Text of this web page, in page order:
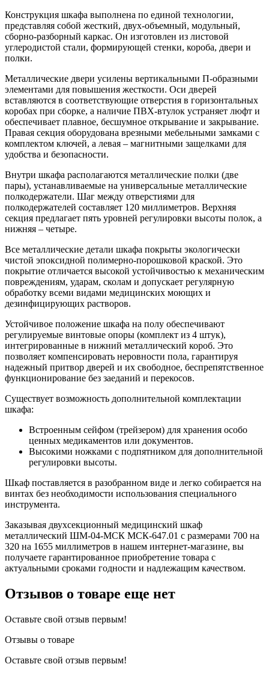
Конструкция шкафа выполнена по единой технологии,
представляя собой жесткий, двух-объемный, модульный,
сборно-разборный каркас. Он изготовлен из листовой
углеродистой стали, формирующей стенки, короба, двери и
полки.
Металлические двери усилены вертикальными П-образными
элементами для повышения жесткости. Оси дверей
вставляются в соответствующие отверстия в горизонтальных
коробах при сборке, а наличие ПВХ-втулок устраняет люфт и
обеспечивает плавное, бесшумное открывание и закрывание.
Правая секция оборудована врезными мебельными замками с
комплектом ключей, а левая – магнитными защелками для
удобства и безопасности.
Внутри шкафа располагаются металлические полки (две
пары), устанавливаемые на универсальные металлические
полкодержатели. Шаг между отверстиями для
полкодержателей составляет 120 миллиметров. Верхняя
секция предлагает пять уровней регулировки высоты полок, а
нижняя – четыре.
Все металлические детали шкафа покрыты экологически
чистой эпоксидной полимерно-порошковой краской. Это
покрытие отличается высокой устойчивостью к механическим
повреждениям, ударам, сколам и допускает регулярную
обработку всеми видами медицинских моющих и
дезинфицирующих растворов.
Устойчивое положение шкафа на полу обеспечивают
регулируемые винтовые опоры (комплект из 4 штук),
интегрированные в нижний металлический короб. Это
позволяет компенсировать неровности пола, гарантируя
надежный притвор дверей и их свободное, беспрепятственное
функционирование без заеданий и перекосов.
Существует возможность дополнительной комплектации
шкафа:
Встроенным сейфом (трейзером) для хранения особо
ценных медикаментов или документов.
Высокими ножками с подпятником для дополнительной
регулировки высоты.
Шкаф поставляется в разобранном виде и легко собирается на
винтах без необходимости использования специального
инструмента.
Заказывая двухсекционный медицинский шкаф
металлический ШМ-04-МСК МСК-647.01 с размерами 700 на
320 на 1655 миллиметров в нашем интернет-магазине, вы
получаете гарантированное приобретение товара с
актуальными сроками годности и надлежащим качеством.
Отзывов о товаре еще нет
Оставьте свой отзыв первым!
Отзывы о товаре
Оставьте свой отзыв первым!